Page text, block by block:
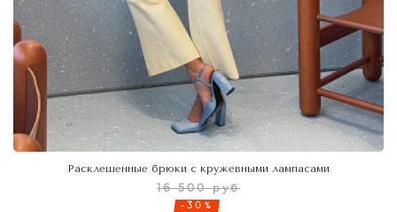
Расклешенные брюки с кружевными лампасами
16 500 руб
-30%